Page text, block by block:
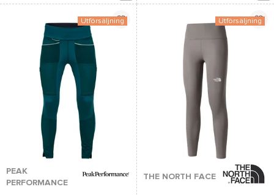
Utförsäljning
PEAK
PERFORMANCE
Utförsäljning
THE NORTH FACE